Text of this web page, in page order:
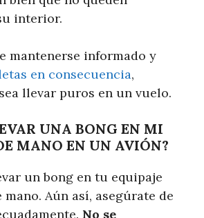
interior.
mantenerse informado y
en consecuencia,
llevar puros en un vuelo.
UNA BONG EN MI
MANO EN UN AVIÓN?
un bong en tu equipaje
mano. Aún así, asegúrate de
No se